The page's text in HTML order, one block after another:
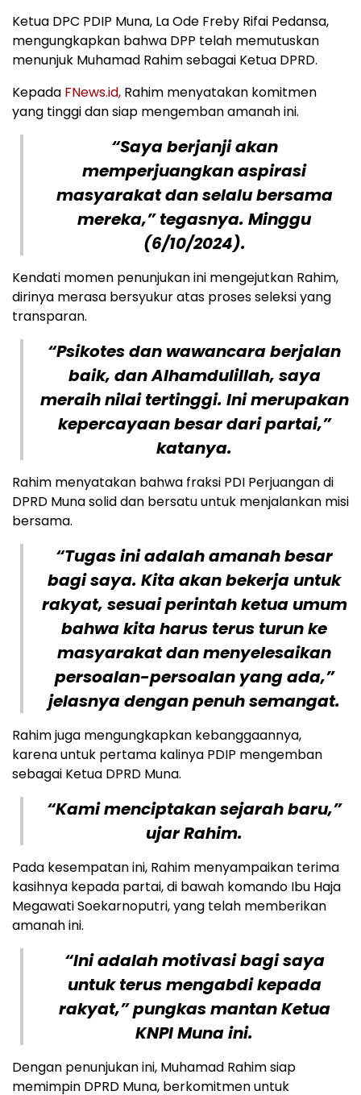
Ketua DPC PDIP Muna, La Ode Freby Rifai Pedansa,
mengungkapkan bahwa DPP telah memutuskan
menunjuk Muhamad Rahim sebagai Ketua DPRD.
Kepada FNews.id, Rahim menyatakan komitmen
yang tinggi dan siap mengemban amanah ini.
“Saya berjanji akan
memperjuangkan aspirasi
masyarakat dan selalu bersama
mereka,” tegasnya. Minggu
(6/10/2024).
Kendati momen penunjukan ini mengejutkan Rahim,
dirinya merasa bersyukur atas proses seleksi yang
transparan.
“Psikotes dan wawancara berjalan
baik, dan Alhamdulillah, saya
meraih nilai tertinggi. Ini merupakan
kepercayaan besar dari partai,”
katanya.
Rahim menyatakan bahwa fraksi PDI Perjuangan di
DPRD Muna solid dan bersatu untuk menjalankan misi
bersama.
“Tugas ini adalah amanah besar
bagi saya. Kita akan bekerja untuk
rakyat, sesuai perintah ketua umum
bahwa kita harus terus turun ke
masyarakat dan menyelesaikan
persoalan-persoalan yang ada,”
jelasnya dengan penuh semangat.
Rahim juga mengungkapkan kebanggaannya,
karena untuk pertama kalinya PDIP mengemban
sebagai Ketua DPRD Muna.
“Kami menciptakan sejarah baru,”
ujar Rahim.
Pada kesempatan ini, Rahim menyampaikan terima
kasihnya kepada partai, di bawah komando Ibu Haja
Megawati Soekarnoputri, yang telah memberikan
amanah ini.
“Ini adalah motivasi bagi saya
untuk terus mengabdi kepada
rakyat,” pungkas mantan Ketua
KNPI Muna ini.
Dengan penunjukan ini, Muhamad Rahim siap
memimpin DPRD Muna, berkomitmen untuk